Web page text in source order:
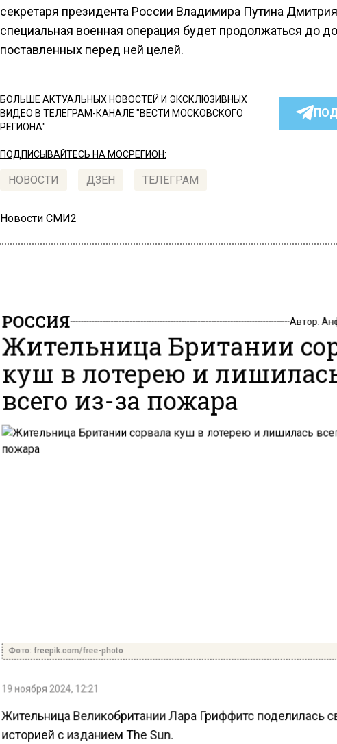
секретаря президента России Владимира Путина
специальная военная операция будет продолжаться до
поставленных перед ней целей.
БОЛЬШЕ АКТУАЛЬНЫХ НОВОСТЕЙ И ЭКСКЛЮЗИВНЫХ
ВИДЕО В ТЕЛЕГРАМ-КАНАЛЕ "ВЕСТИ МОСКОВСКОГО
РЕГИОНА".
ПОДПИСЫВАЙТЕСЬ НА МОСРЕГИОН:
НОВОСТИ ДЗЕН ТЕЛЕГРАМ
Новости СМИ2
РОССИЯ Автор:
Жительница Британии
куш в лотерею и
всего из-за пожара
Фото: freepik.com/free-photo
19 ноября 2024, 12:21
Жительница Великобритании Лара Гриффитс поделилась
историей с изданием The Sun.